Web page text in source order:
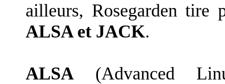
ailleurs, Rosegarden
ALSA et JACK.
ALSA (Advanced